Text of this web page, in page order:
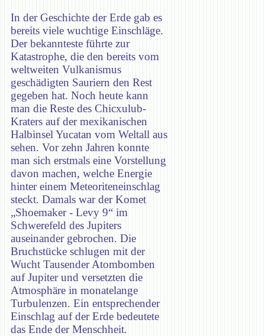
In der Geschichte der Erde gab es
bereits viele wuchtige Einschläge.
Der bekannteste führte zur
Katastrophe, die den bereits vom
weltweiten Vulkanismus
geschädigten Sauriern den Rest
gegeben hat. Noch heute kann
man die Reste des Chicxulub-
Kraters auf der mexikanischen
Halbinsel Yucatan vom Weltall aus
sehen. Vor zehn Jahren konnte
man sich erstmals eine Vorstellung
davon machen, welche Energie
hinter einem Meteoriteneinschlag
steckt. Damals war der Komet
„Shoemaker - Levy 9“ im
Schwerefeld des Jupiters
auseinander gebrochen. Die
Bruchstücke schlugen mit der
Wucht Tausender Atombomben
auf Jupiter und versetzten die
Atmosphäre in monatelange
Turbulenzen. Ein entsprechender
Einschlag auf der Erde bedeutete
das Ende der Menschheit.